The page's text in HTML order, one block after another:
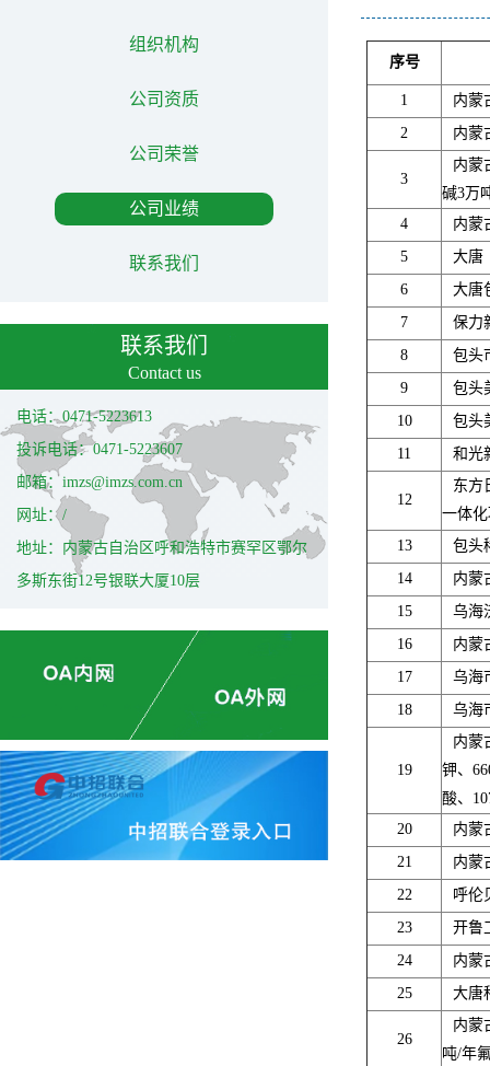
组织机构
公司资质
公司荣誉
公司业绩
联系我们
联系我们
Contact us
电话：0471-5223613
投诉电话：0471-5223607
邮箱：imzs@imzs.com.cn
网址：/
地址：内蒙古自治区呼和浩特市赛罕区鄂尔
多斯东街12号银联大厦10层
序号
1
内蒙
2
内蒙
3
内蒙
碱3万
4
内蒙
5
大唐
6
大唐
7
保力
8
包头
9
包头
10
包头
11
和光
12
东方
一体
13
包头
14
内蒙
15
乌海
16
内蒙
17
乌海
18
乌海
19
内蒙
钾、
酸、
20
内蒙
21
内蒙
22
呼伦
23
开鲁
24
内蒙
25
大唐
26
内蒙
吨/年